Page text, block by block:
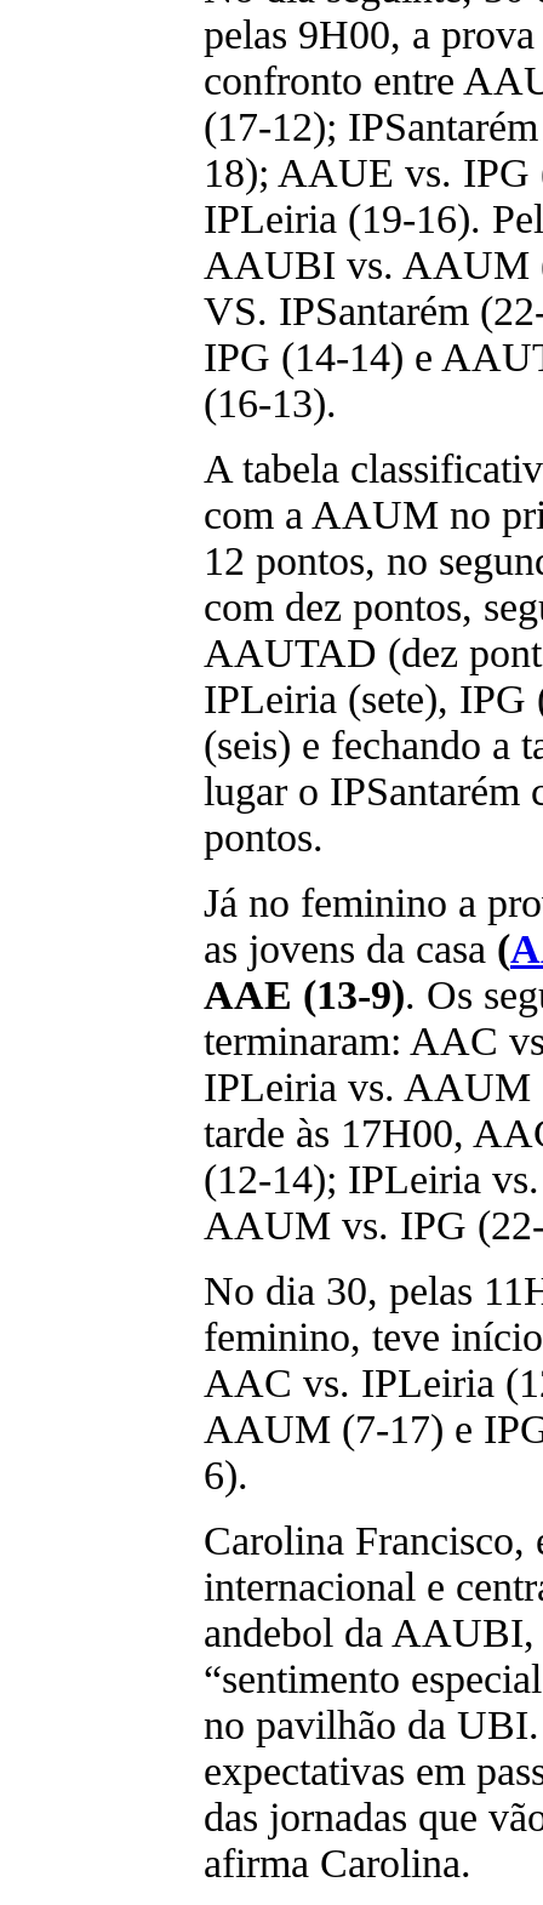
pelas 9H00, a
confronto entre
(17-12);
18); AAUE vs.
IPLeiria (19-16).
AAUBI vs. AAUM
VS. IPSantarém
IPG (14-14) e
(16-13).
A tabela
com a AAUM no
12 pontos, no
com dez pontos,
AAUTAD (dez
IPLeiria (sete),
(seis) e fechando a
lugar o IPSantarém
pontos.
Já no feminino a
as jovens da casa (
AAE (13-9). Os
terminaram: AAC
IPLeiria vs. AAUM
tarde às 17H00,
(12-14); IPLeiria
AAUM vs. IPG
No dia 30, pelas
feminino, teve
AAC vs. IPLeiria
AAUM (7-17) e
6).
Carolina Francisco,
internacional e
andebol da
“sentimento
no pavilhão da UBI.
expectativas em
das jornadas que
afirma Carolina.